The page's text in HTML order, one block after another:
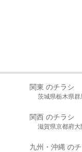
関東 のチラシ
茨城県栃木県群
関西 のチラシ
滋賀県京都府大
九州・沖縄 の